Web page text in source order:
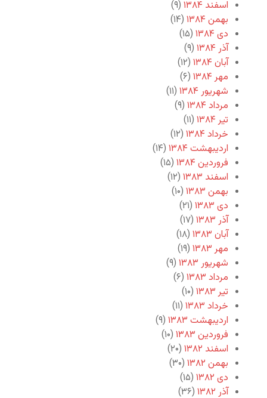
اسفند ۱۳۸۴
(۹)
بهمن ۱۳۸۴
(۱۴)
دی ۱۳۸۴
(۱۵)
آذر ۱۳۸۴
(۹)
آبان ۱۳۸۴
(۱۲)
مهر ۱۳۸۴
(۶)
شهریور ۱۳۸۴
(۱۱)
مرداد ۱۳۸۴
(۹)
تیر ۱۳۸۴
(۱۱)
خرداد ۱۳۸۴
(۱۲)
اردیبهشت ۱۳۸۴
(۱۴)
فروردین ۱۳۸۴
(۱۵)
اسفند ۱۳۸۳
(۱۲)
بهمن ۱۳۸۳
(۱۰)
دی ۱۳۸۳
(۲۱)
آذر ۱۳۸۳
(۱۷)
آبان ۱۳۸۳
(۱۸)
مهر ۱۳۸۳
(۱۹)
شهریور ۱۳۸۳
(۹)
مرداد ۱۳۸۳
(۶)
تیر ۱۳۸۳
(۱۰)
خرداد ۱۳۸۳
(۱۱)
اردیبهشت ۱۳۸۳
(۹)
فروردین ۱۳۸۳
(۱۰)
اسفند ۱۳۸۲
(۲۰)
بهمن ۱۳۸۲
(۳۰)
دی ۱۳۸۲
(۱۵)
آذر ۱۳۸۲
(۳۶)